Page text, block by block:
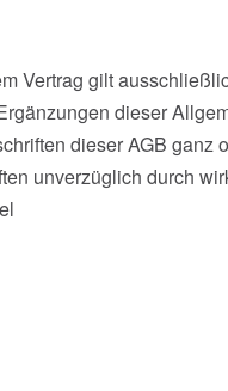
Vertrag gilt
dieser
dieser AGB
unverzüglich durch